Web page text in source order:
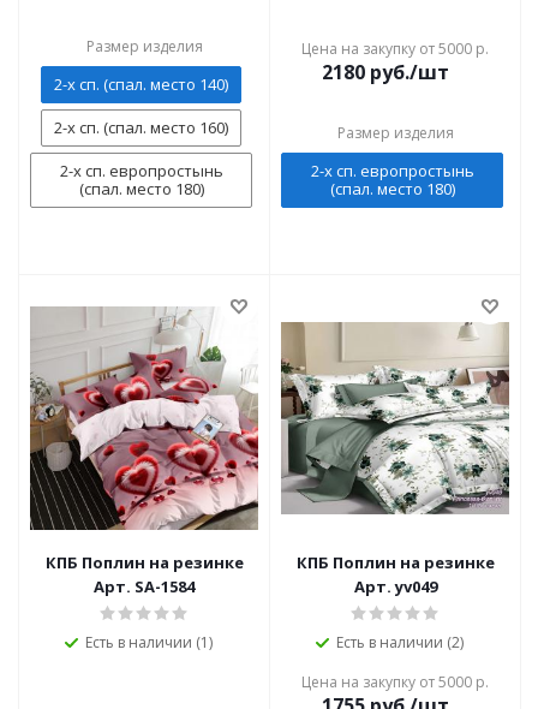
Размер изделия
2-х сп. (спал. место 140)
2-х сп. (спал. место 160)
2-х сп. европростынь
(спал. место 180)
Цена на закупку от 5000 р.
2180 руб./шт
Размер изделия
2-х сп. европростынь
(спал. место 180)
КПБ Поплин на резинке
Арт. SA-1584
Есть в наличии (1)
КПБ Поплин на резинке
Арт. yv049
Есть в наличии (2)
Цена на закупку от 5000 р.